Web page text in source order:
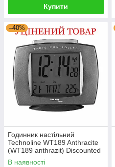
Купити
–40%
Годинник настільний
Technoline WT189 Anthracite
(WT189 anthrazit) Discounted
В наявності